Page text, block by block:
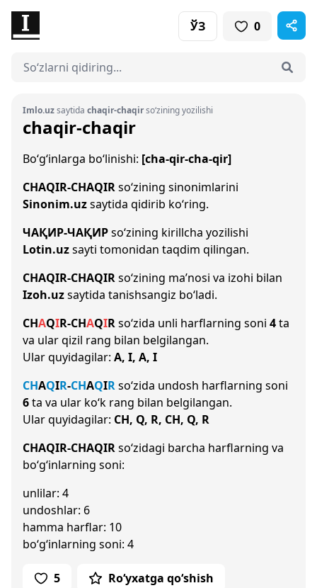
ЎЗ 0
Imlo.uzsaytida chaqir-chaqirso‘zining yozilishi
chaqir-chaqir
Bo‘g‘inlarga bo‘linishi: [cha-qir-cha-qir]
CHAQIR-CHAQIRso‘zining sinonimlarini
Sinonim.uzsaytida qidirib ko‘ring.
ЧАҚИР-ЧАҚИРso‘zining kirillcha yozilishi
Lotin.uzsayti tomonidan taqdim qilingan.
CHAQIR-CHAQIRso‘zining ma’nosi va izohi bilan
Izoh.uzsaytida tanishsangiz bo‘ladi.
CHAQIR-CHAQIRso‘zida unli harflarning soni 4ta
va ular qizil rang bilan belgilangan.
Ular quyidagilar: A, I, A, I
CHAQIR-CHAQIRso‘zida undosh harflarning soni
6ta va ular ko‘k rang bilan belgilangan.
Ular quyidagilar: CH, Q, R, CH, Q, R
CHAQIR-CHAQIRso‘zidagi barcha harflarning va
bo‘g‘inlarning soni:
unlilar: 4
undoshlar: 6
hamma harflar: 10
bo‘g‘inlarning soni: 4
5 Ro‘yxatga qo‘shish